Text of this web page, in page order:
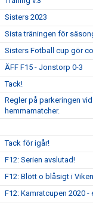
Sisters 2023
Sista träningen för
Sisters Fotball cup gör
ÄFF F15 - Jonstorp 0-3
Tack!
Regler på parkeringen
hemmamatcher.
Tack för igår!
F12: Serien avslutad!
F12: Blött o blåsigt i Viken
F12: Kamratcupen 2020